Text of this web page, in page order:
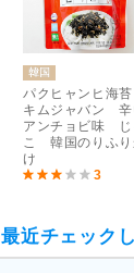
韓国
パクヒャンヒ海
キムジャバン 辛
アンチョビ味 じ
こ 韓国のりふり
け
3
最近チェック